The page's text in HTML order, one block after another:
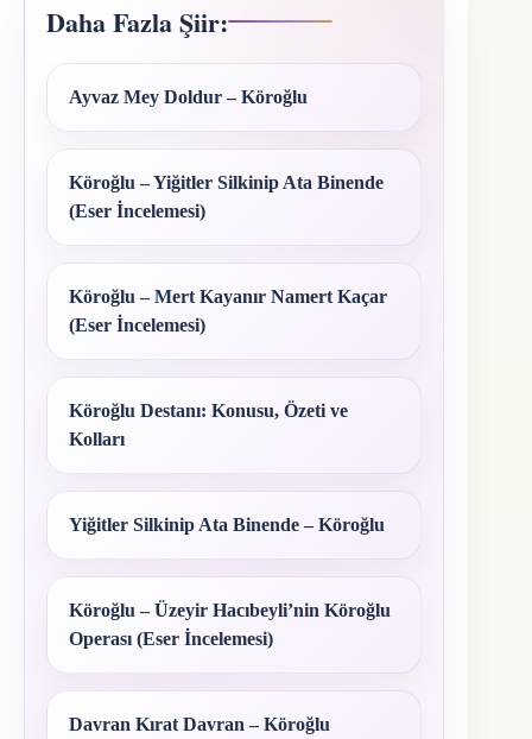
Daha Fazla Şiir:
Ayvaz Mey Doldur – Köroğlu
Köroğlu – Yiğitler Silkinip Ata Binende
(Eser İncelemesi)
Köroğlu – Mert Kayanır Namert Kaçar
(Eser İncelemesi)
Köroğlu Destanı: Konusu, Özeti ve
Kolları
Yiğitler Silkinip Ata Binende – Köroğlu
Köroğlu – Üzeyir Hacıbeyli’nin Köroğlu
Operası (Eser İncelemesi)
Davran Kırat Davran – Köroğlu